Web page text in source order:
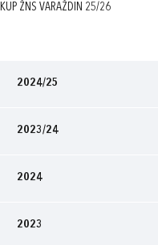
KUP ŽNS VARAŽDIN 25/26
2024/25
2023/24
2024
2023